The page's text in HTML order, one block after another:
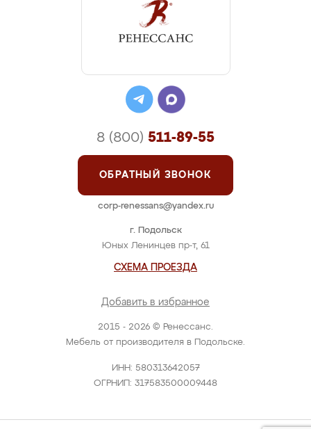
2015 - 2026 © Ренессанс.
Мебель от производителя в Подольске.
ИНН: 580313642057
ОГРНИП: 317583500009448
г. Подольск
Юных Ленинцев пр-т, 61
СХЕМА ПРОЕЗДА
Добавить в избранное
8 (800) 511-89-55
ОБРАТНЫЙ ЗВОНОК
corp-renessans@yandex.ru